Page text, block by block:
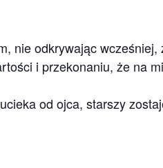
nie odkrywając wcześniej,
i przekonaniu, że na
od ojca, starszy